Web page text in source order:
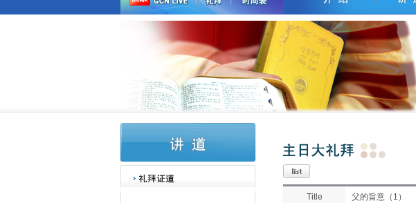
Title 父的旨意（1）